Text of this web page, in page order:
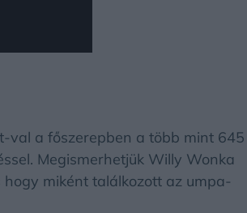
val a főszerepben a több mint 645
Megismerhetjük Willy Wonka
miként találkozott az umpa-